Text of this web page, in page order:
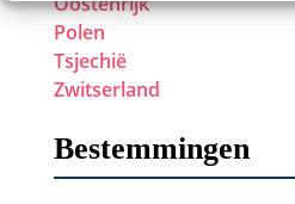
Polen
Tsjechië
Zwitserland
Bestemmingen